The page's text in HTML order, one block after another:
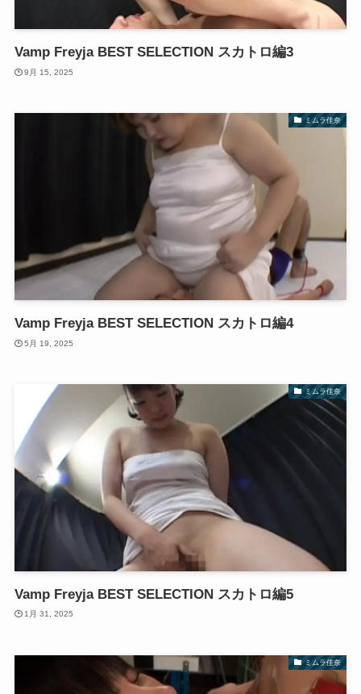
Vamp Freyja BEST SELECTION スカトロ編3
9月 15, 2025
ミムラ佳奈
Vamp Freyja BEST SELECTION スカトロ編4
5月 19, 2025
ミムラ佳奈
Vamp Freyja BEST SELECTION スカトロ編5
1月 31, 2025
ミムラ佳奈